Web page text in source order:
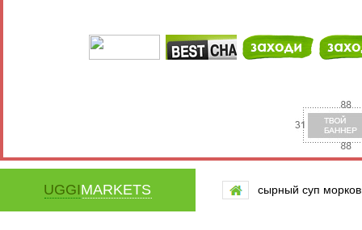
UGGIMARKETS сырный суп